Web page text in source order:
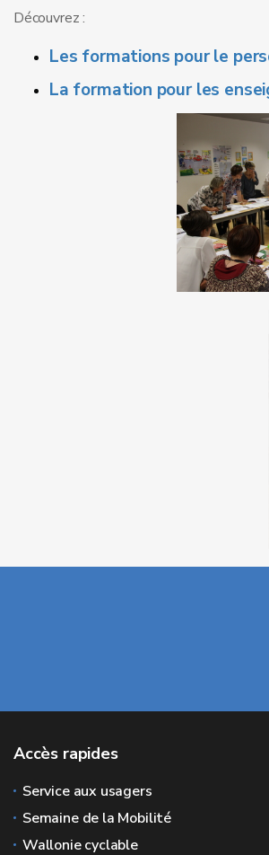
Découvrez :
Les formations pour le
La formation pour les
Accès rapides
Service aux usagers
Semaine de la Mobilité
Wallonie cyclable